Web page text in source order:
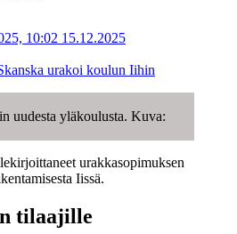
10:02 15.12.2025
urakoi koulun Iihin
uudesta yläkoulusta. Kuva:
urakkasopimuksen
Iissä.
tilaajille